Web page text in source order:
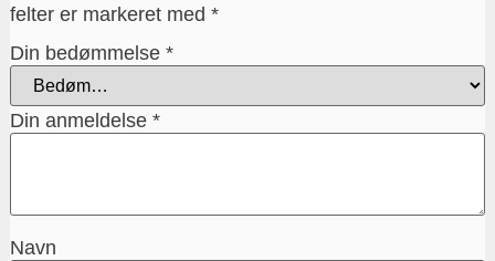
felter er markeret med *
Din bedømmelse *
Din anmeldelse *
Navn